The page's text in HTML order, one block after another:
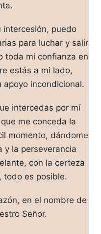
intercesión, puedo
para luchar y salir
toda mi confianza en
estás a mi lado,
incondicional.
intercedas por mí
me conceda la
momento, dándome
y la perseverancia
con la certeza
todo es posible.
en el nombre de
Señor.